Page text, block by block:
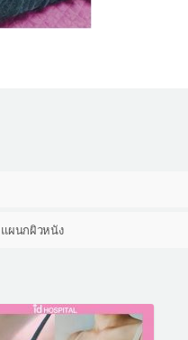
แผนกผิวหนัง